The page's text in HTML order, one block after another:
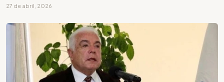
27 de abril, 2026